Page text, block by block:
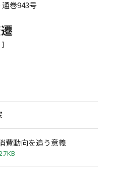
通巻943号
]
費動向を追う意義